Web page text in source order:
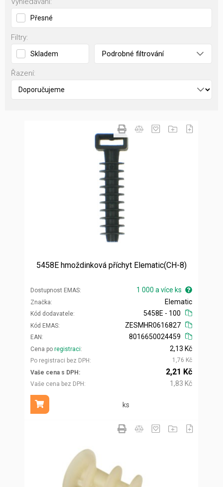
Přesné
Filtry:
Skladem Podrobné filtrování
Řazení:
5458E hmoždinková příchyt Elematic(CH-8)
Dostupnost EMAS 1 000 a více ks
Značka
Kód dodavatele
Elematic
5458E - 100
Kód EMAS
EAN
ZESMHR0616827
8016650024459
Cena po registraci
Po registraci bez DPH
2,13 Kč
1,76 Kč
Vaše cena s DPH
Vaše cena bez DPH
2,21 Kč
1,83 Kč
ks
Přidat do košíku